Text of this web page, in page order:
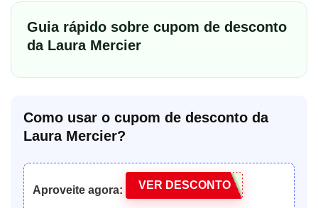
Guia rápido sobre cupom de desconto
da Laura Mercier
Como usar o cupom de desconto da
Laura Mercier?
Aproveite agora: VER DESCONTO